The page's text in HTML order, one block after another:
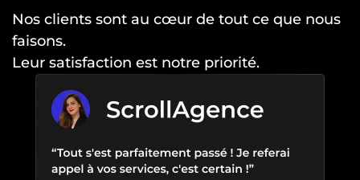
Nos clients sont au cœur de tout ce que nous
faisons.
Leur satisfaction est notre priorité.